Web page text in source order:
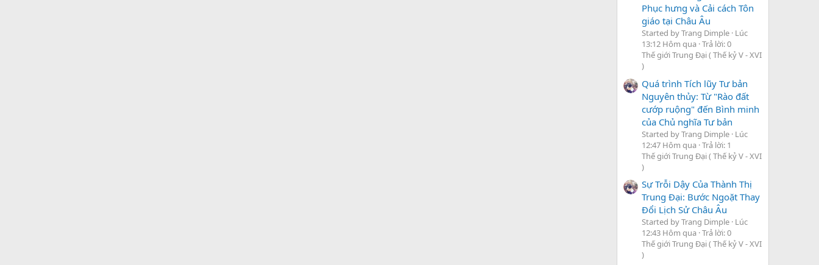
Phục hưng và Cải cách Tôn
giáo tại Châu Âu
Started by Trang Dimple Lúc
13:12 Hôm qua Trả lời: 0
Thế giới Trung Đại ( Thế kỷ V - XVI
)
Quá trình Tích lũy Tư bản
Nguyên thủy: Từ "Rào đất
cướp ruộng" đến Bình minh
của Chủ nghĩa Tư bản
Started by Trang Dimple Lúc
12:47 Hôm qua Trả lời: 1
Thế giới Trung Đại ( Thế kỷ V - XVI
)
Sự Trỗi Dậy Của Thành Thị
Trung Đại: Bước Ngoặt Thay
Đổi Lịch Sử Châu Âu
Started by Trang Dimple Lúc
12:43 Hôm qua Trả lời: 0
Thế giới Trung Đại ( Thế kỷ V - XVI
)